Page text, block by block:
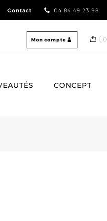
Contact 04 84 49 23 98
Mon compte 0
CONCEPT